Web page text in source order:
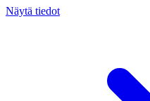
Näytä tiedot